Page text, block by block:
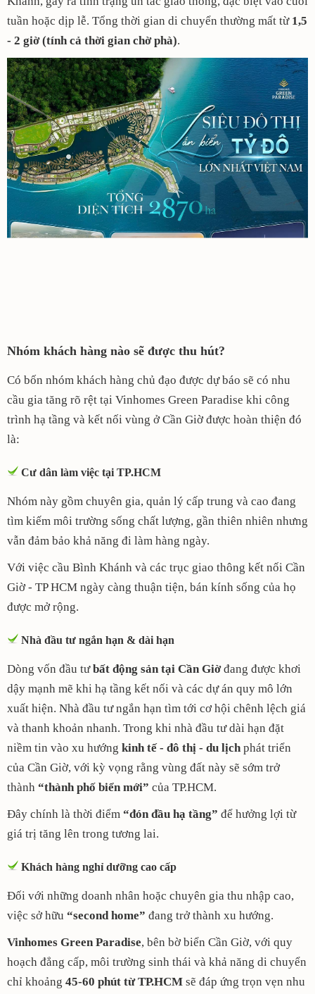
tuần hoặc dịp lễ. Tổng thời gian di chuyển thường mất từ 1,5
- 2 giờ (tính cả thời gian chờ phà).
Nhóm khách hàng nào sẽ được thu hút?
Có bốn nhóm khách hàng chủ đạo được dự báo sẽ có nhu
cầu gia tăng rõ rệt tại Vinhomes Green Paradise khi công
trình hạ tầng và kết nối vùng ở Cần Giờ được hoàn thiện đó
là:
Cư dân làm việc tại TP.HCM
Nhóm này gồm chuyên gia, quản lý cấp trung và cao đang
tìm kiếm môi trường sống chất lượng, gần thiên nhiên nhưng
vẫn đảm bảo khả năng đi làm hàng ngày.
Với việc cầu Bình Khánh và các trục giao thông kết nối Cần
Giờ - TP HCM ngày càng thuận tiện, bán kính sống của họ
được mở rộng.
Nhà đầu tư ngắn hạn & dài hạn
Dòng vốn đầu tưbất động sản tại Cần Giờđang được khơi
dậy mạnh mẽ khi hạ tầng kết nối và các dự án quy mô lớn
xuất hiện. Nhà đầu tư ngắn hạn tìm tới cơ hội chênh lệch giá
và thanh khoản nhanh. Trong khi nhà đầu tư dài hạn đặt
niềm tin vào xu hướng kinh tế - đô thị - du lịchphát triển
của Cần Giờ, với kỳ vọng rằng vùng đất này sẽ sớm trở
thành “thành phố biển mới” của TP.HCM.
Đây chính là thời điểm “đón đầu hạ tầng” để hưởng lợi từ
giá trị tăng lên trong tương lai.
Khách hàng nghỉ dưỡng cao cấp
Đối với những doanh nhân hoặc chuyên gia thu nhập cao,
việc sở hữu “second home” đang trở thành xu hướng.
Vinhomes Green Paradise, bên bờ biển Cần Giờ, với quy
hoạch đẳng cấp, môi trường sinh thái và khả năng di chuyển
chỉ khoảng 45-60 phút từ TP.HCM sẽ đáp ứng trọn vẹn nhu